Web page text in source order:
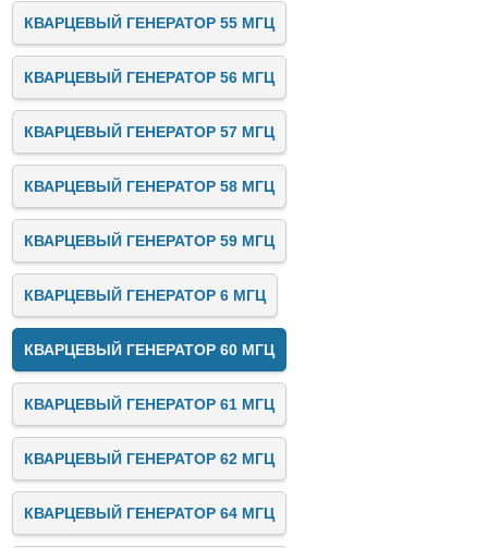
КВАРЦЕВЫЙ ГЕНЕРАТОР 55 МГЦ
КВАРЦЕВЫЙ ГЕНЕРАТОР 56 МГЦ
КВАРЦЕВЫЙ ГЕНЕРАТОР 57 МГЦ
КВАРЦЕВЫЙ ГЕНЕРАТОР 58 МГЦ
КВАРЦЕВЫЙ ГЕНЕРАТОР 59 МГЦ
КВАРЦЕВЫЙ ГЕНЕРАТОР 6 МГЦ
КВАРЦЕВЫЙ ГЕНЕРАТОР 60 МГЦ
КВАРЦЕВЫЙ ГЕНЕРАТОР 61 МГЦ
КВАРЦЕВЫЙ ГЕНЕРАТОР 62 МГЦ
КВАРЦЕВЫЙ ГЕНЕРАТОР 64 МГЦ